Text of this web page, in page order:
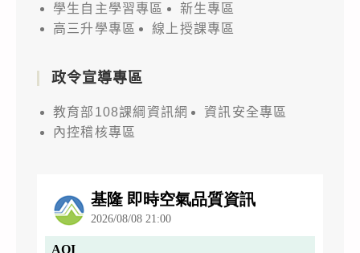
學生自主學習專區
新生專區
高三升學專區
線上授課專區
政令宣導專區
教育部108課綱資訊網
資訊安全專區
內控稽核專區